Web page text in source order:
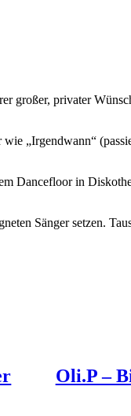
privater
„Irgendwann“
in
Sänger setzen.
Oli.P –